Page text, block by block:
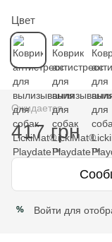
Цвет
Ожидается
417 грн
% Войти для